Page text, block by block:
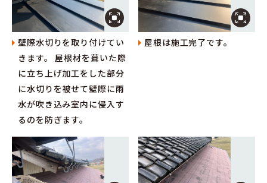
壁際水切りを取り付けてい
きます。 屋根材を葺いた際
に立ち上げ加工をした部分
に水切りを被せて壁際に雨
水が吹き込み室内に侵入す
るのを防ぎます。
屋根は施工完了です。